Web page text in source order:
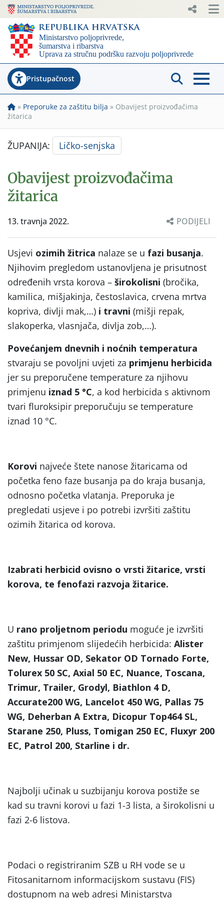
Pristupačnost
» Preporuke za zaštitu bilja » Obavijest proizvođačima
žitarica
ŽUPANIJA: Ličko-senjska
Obavijest proizvođačima
žitarica
13. travnja 2022. PODIJELI
Usjevi ozimih žitrica nalaze se u fazi busanja.
Njihovim pregledom ustanovljena je prisutnost
određenih vrsta korova – širokolisni (bročika,
kamilica, mišjakinja, čestoslavica, crvena mrtva
kopriva, divlji mak,…) i travni (mišji repak,
slakoperka, vlasnjača, divlja zob,…).
Povećanjem dnevnih i noćnih temperatura
stvaraju se povoljni uvjeti za primjenu herbicida
jer su preporučene temperature za njihovu
primjenu iznad 5 °C, a kod herbicida s aktivnom
tvari fluroksipir preporučuju se temperature
iznad 10 °C.
Korovi najveće štete nanose žitaricama od
početka feno faze busanja pa do kraja busanja,
odnosno početka vlatanja. Preporuka je
pregledati usjeve i po potrebi izvršiti zaštitu
ozimih žitarica od korova.
Izabrati herbicid ovisno o vrsti žitarice, vrsti
korova, te fenofazi razvoja žitarice.
U rano proljetnom periodu moguće je izvršiti
zaštitu primjenom slijedećih herbicida: Alister
New, Hussar OD, Sekator OD Tornado Forte,
Tolurex 50 SC, Axial 50 EC, Nuance, Toscana,
Trimur, Trailer, Grodyl, Biathlon 4 D,
Accurate200 WG, Lancelot 450 WG, Pallas 75
WG, Deherban A Extra, Dicopur Top464 SL,
Starane 250, Pluss, Tomigan 250 EC, Fluxyr 200
EC, Patrol 200, Starline i dr.
Najbolji učinak u suzbijanju korova postiže se
kad su travni korovi u fazi 1-3 lista, a širokolisni u
fazi 2-6 listova.
Podaci o registriranim SZB u RH vode se u
Fitosanitarnom informacijskom sustavu (FIS)
dostupnom na web adresi Ministarstva